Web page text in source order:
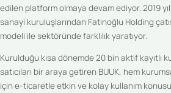
edilen platform olmaya devam ediyor. 2019
sanayi kuruluşlarından Fatinoğlu Holding
modeli ile sektöründe farklılık yaratıyor.
Kurulduğu kısa dönemde 20 bin aktif kayıtlı
satıcıları bir araya getiren BUUK, hem
için e-ticaretle etkin ve kolay kullanım